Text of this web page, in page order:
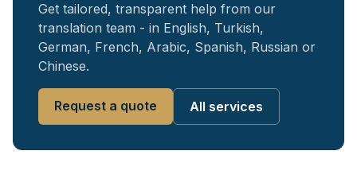
Get tailored, transparent help from our
translation team - in English, Turkish,
German, French, Arabic, Spanish, Russian or
Chinese.
Request a quote All services